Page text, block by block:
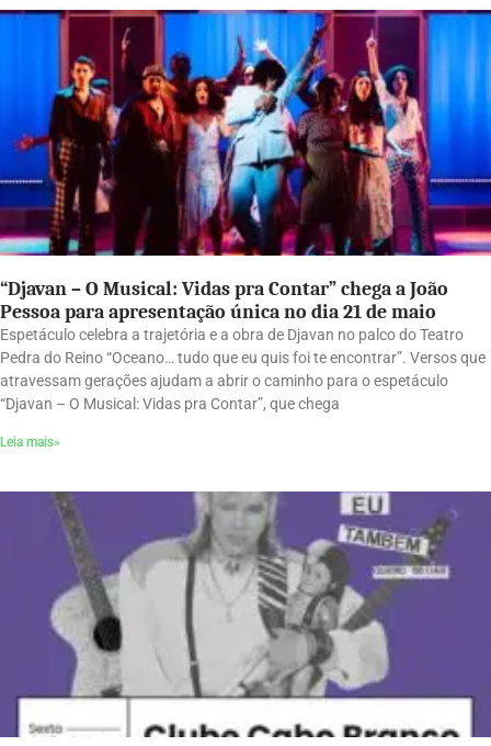
“Djavan – O Musical: Vidas pra Contar” chega a João
Pessoa para apresentação única no dia 21 de maio
Espetáculo celebra a trajetória e a obra de Djavan no palco do Teatro
Pedra do Reino “Oceano… tudo que eu quis foi te encontrar”. Versos que
atravessam gerações ajudam a abrir o caminho para o espetáculo
“Djavan – O Musical: Vidas pra Contar”, que chega
Leia mais»